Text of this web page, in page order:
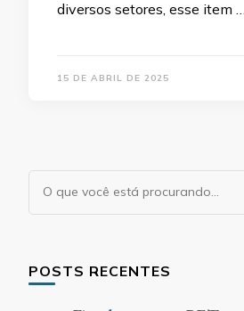
diversos setores, esse item …
15 DE ABRIL DE 2025
Procurando
algo?
POSTS RECENTES